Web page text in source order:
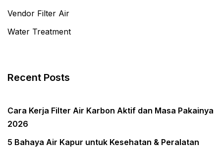
Vendor Filter Air
Water Treatment
Recent Posts
Cara Kerja Filter Air Karbon Aktif dan Masa Pakainya
2026
5 Bahaya Air Kapur untuk Kesehatan & Peralatan